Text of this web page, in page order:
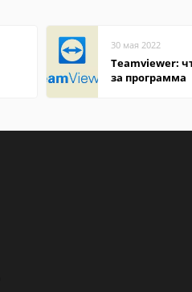
30 мая 2022
Teamviewer:
за программа